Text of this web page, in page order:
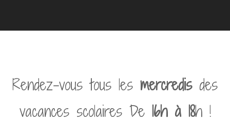
Rendez-vous tous les mercredisdes
vacances scolaires De16h à 18h!